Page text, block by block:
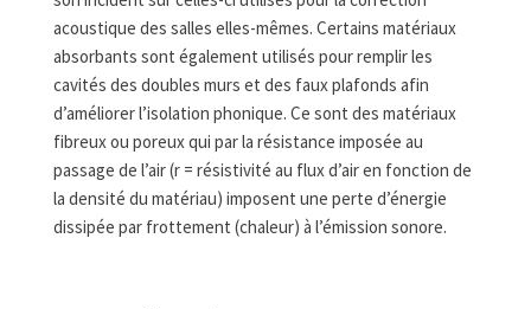
acoustique des salles elles-mêmes. Certains matériaux
absorbants sont également utilisés pour remplir les
cavités des doubles murs et des faux plafonds afin
d’améliorer l’isolation phonique. Ce sont des matériaux
fibreux ou poreux qui par la résistance imposée au
passage de l’air (r = résistivité au flux d’air en fonction de
la densité du matériau) imposent une perte d’énergie
dissipée par frottement (chaleur) à l’émission sonore.